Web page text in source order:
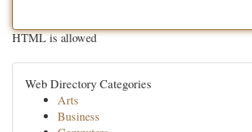
HTML is allowed
Web Directory Categories
Arts
Business